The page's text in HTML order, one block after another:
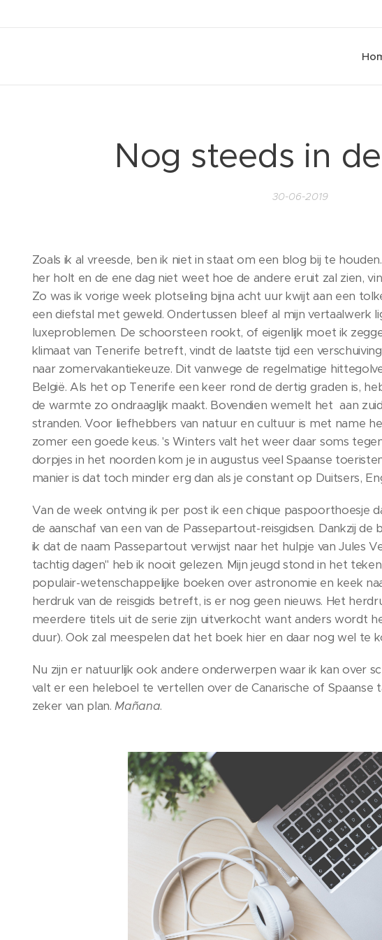
Nog steeds in
30-06-2019
Zoals ik al vreesde, ben ik niet in staat om een blog bij te
her holt en de ene dag niet weet hoe de andere eruit zal zien,
Zo was ik vorige week plotseling bijna acht uur kwijt aan een
een diefstal met geweld. Ondertussen bleef al mijn vertaalwerk
luxeproblemen. De schoorsteen rookt, of eigenlijk moet ik
klimaat van Tenerife betreft, vindt de laatste tijd een
naar zomervakantiekeuze. Dit vanwege de regelmatige
België. Als het op Tenerife een keer rond de dertig graden is,
de warmte zo ondraaglijk maakt. Bovendien wemelt het aan
stranden. Voor liefhebbers van natuur en cultuur is met name
zomer een goede keus. 's Winters valt het weer daar soms
dorpjes in het noorden kom je in augustus veel Spaanse
manier is dat toch minder erg dan als je constant op Duitsers,
Van de week ontving ik per post ik een chique paspoorthoesje
de aanschaf van een van de Passepartout-reisgidsen. Dankzij
ik dat de naam Passepartout verwijst naar het hulpje van Jules
tachtig dagen" heb ik nooit gelezen. Mijn jeugd stond in het
populair-wetenschappelijke boeken over astronomie en keek
herdruk van de reisgids betreft, is er nog geen nieuws. Het
meerdere titels uit de serie zijn uitverkocht want anders wordt
duur). Ook zal meespelen dat het boek hier en daar nog wel te
Nu zijn er natuurlijk ook andere onderwerpen waar ik kan over
valt er een heleboel te vertellen over de Canarische of Spaanse
zeker van plan.Mañana.